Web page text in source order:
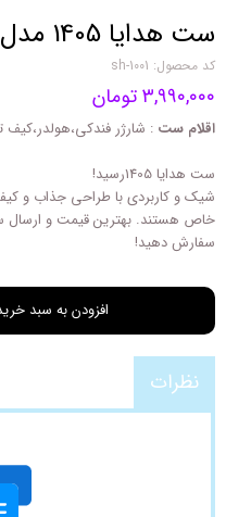
ست هدایا 1405 مدل sh-1001
کد محصول: sh-1001
۳,۹۹۰,۰۰۰ تومان
اقلام ست : شارژر فندکی،هولدر،کیف
ست هدایا 1405رسید!
شیک و کاربردی با طراحی‌ جذاب و
خاص هستند. بهترین قیمت و ارسال
سفارش دهید!
افزودن به سبد
نظرات